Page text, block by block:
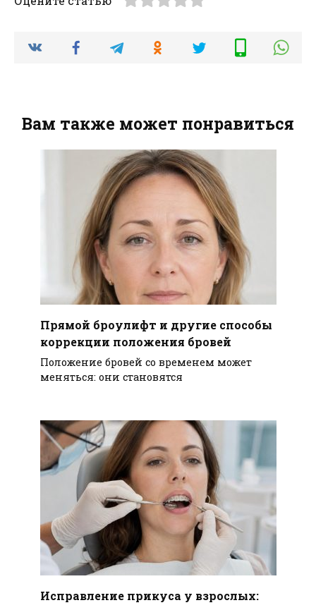
Вам также может понравиться
Прямой броулифт и другие способы
коррекции положения бровей
Положение бровей со временем может
меняться: они становятся
Исправление прикуса у взрослых: